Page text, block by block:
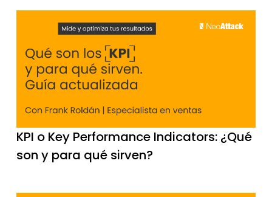
KPI o Key Performance Indicators: ¿Qué
son y para qué sirven?